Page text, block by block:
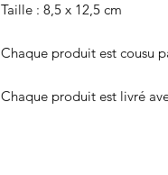
Taille : 8,5 x 12,5 cm
Chaque produit est cousu
Chaque produit est livré